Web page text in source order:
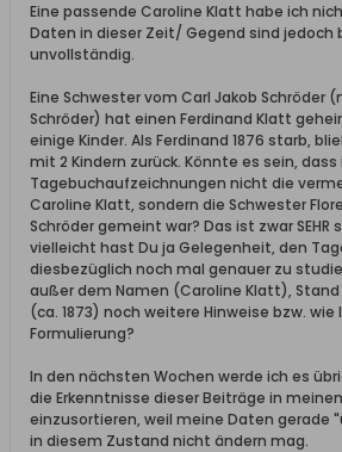
Eine passende Caroline Klatt habe ich
Daten in dieser Zeit/ Gegend sind jedoch
unvollständig.
Eine Schwester vom Carl Jakob Schröder
Schröder) hat einen Ferdinand Klatt
einige Kinder. Als Ferdinand 1876 starb,
mit 2 Kindern zurück. Könnte es sein, dass
Tagebuchaufzeichnungen nicht die
Caroline Klatt, sondern die Schwester
Schröder gemeint war? Das ist zwar SEHR
vielleicht hast Du ja Gelegenheit, den
diesbezüglich noch mal genauer zu
außer dem Namen (Caroline Klatt),
(ca. 1873) noch weitere Hinweise bzw.
Formulierung?
In den nächsten Wochen werde ich es
die Erkenntnisse dieser Beiträge in
einzusortieren, weil meine Daten gerade
in diesem Zustand nicht ändern mag.